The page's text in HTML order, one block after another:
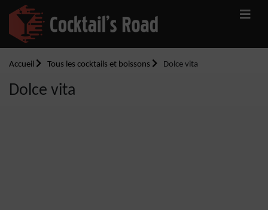
Accueil Tous les cocktails et boissons Dolce vita
Dolce vita